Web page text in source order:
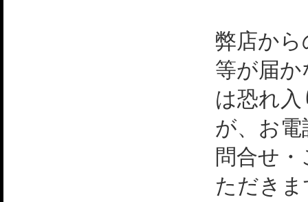
弊店か
等が届
は恐れ
が、お
問合せ
ただき